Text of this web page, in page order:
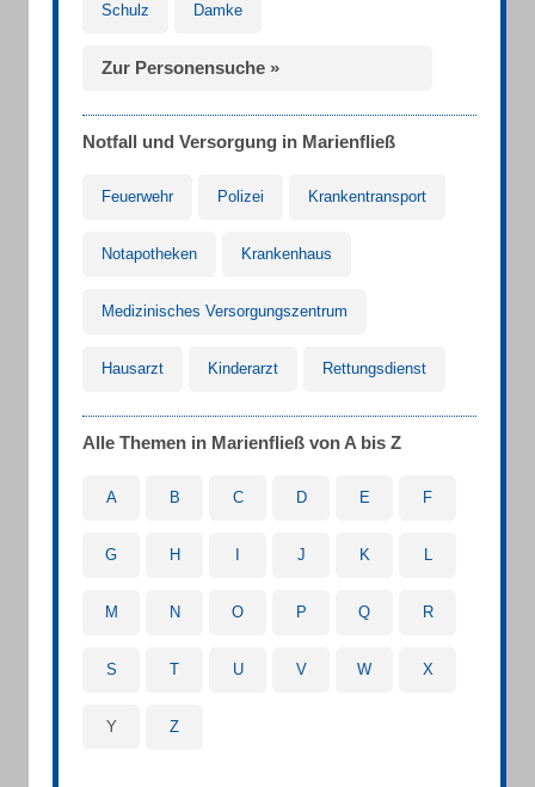
Schulz Damke
Zur Personensuche »
Notfall und Versorgung in Marienfließ
Feuerwehr Polizei Krankentransport
Notapotheken Krankenhaus
Medizinisches Versorgungszentrum
Hausarzt Kinderarzt Rettungsdienst
Alle Themen in Marienfließ von A bis Z
A B C D E F
G H J K L
M N O P Q R
S T U V W X
Y Z